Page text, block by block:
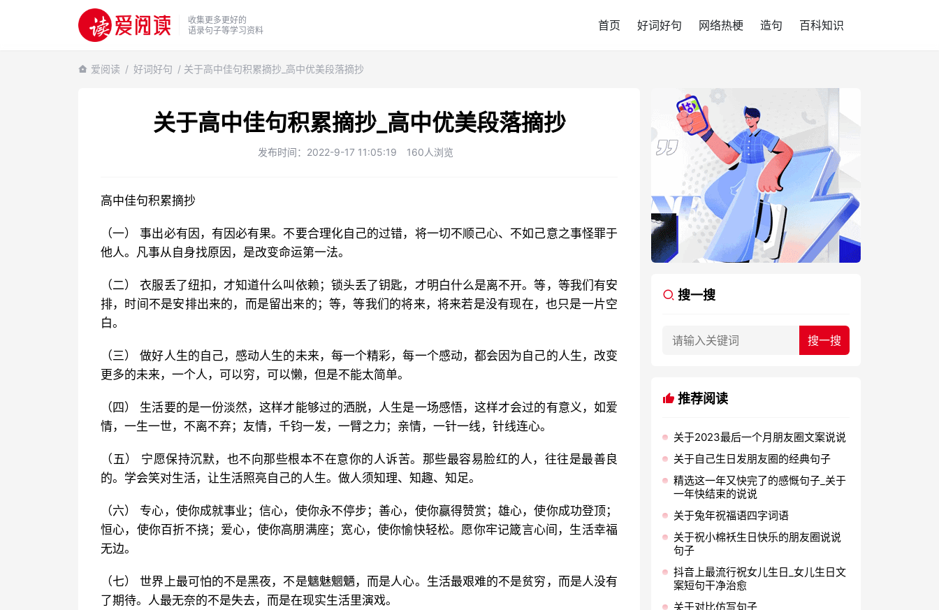
收集更多更好的
语录句子等学习资料
首页 好词好句 网络热梗 造句 百科知识
爱阅读 / 好词好句 / 关于高中佳句积累摘抄_高中优美段落摘抄
关于高中佳句积累摘抄_高中优美段落摘抄
发布时间：2022-9-17 11:05:19 160人浏览
高中佳句积累摘抄
（一） 事出必有因，有因必有果。不要合理化自己的过错，将一切不顺己心、不如己意之事怪罪于
他人。凡事从自身找原因，是改变命运第一法。
（二） 衣服丢了纽扣，才知道什么叫依赖；锁头丢了钥匙，才明白什么是离不开。等，等我们有安
排，时间不是安排出来的，而是留出来的；等，等我们的将来，将来若是没有现在，也只是一片空
白。
（三） 做好人生的自己，感动人生的未来，每一个精彩，每一个感动，都会因为自己的人生，改变
更多的未来，一个人，可以穷，可以懒，但是不能太简单。
（四） 生活要的是一份淡然，这样才能够过的洒脱，人生是一场感悟，这样才会过的有意义，如爱
情，一生一世，不离不弃；友情，千钧一发，一臂之力；亲情，一针一线，针线连心。
（五） 宁愿保持沉默，也不向那些根本不在意你的人诉苦。那些最容易脸红的人，往往是最善良
的。学会笑对生活，让生活照亮自己的人生。做人须知理、知趣、知足。
（六） 专心，使你成就事业；信心，使你永不停步；善心，使你赢得赞赏；雄心，使你成功登顶；
恒心，使你百折不挠；爱心，使你高朋满座；宽心，使你愉快轻松。愿你牢记箴言心间，生活幸福
无边。
（七） 世界上最可怕的不是黑夜，不是魑魅魍魉，而是人心。生活最艰难的不是贫穷，而是人没有
了期待。人最无奈的不是失去，而是在现实生活里演戏。
搜一搜
推荐阅读
关于2023最后一个月朋友圈文案说说
关于自己生日发朋友圈的经典句子
精选这一年又快完了的感慨句子_关于
一年快结束的说说
关于兔年祝福语四字词语
关于祝小棉袄生日快乐的朋友圈说说
句子
抖音上最流行祝女儿生日_女儿生日文
案短句干净治愈
关于对比仿写句子